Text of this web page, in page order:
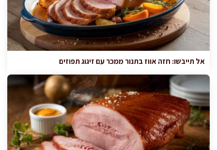
אל תייבשו: חזה אווז בתנור ממכר עם זיגוג תפוזים